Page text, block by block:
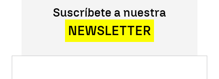
Suscríbete a nuestra
NEWSLETTER